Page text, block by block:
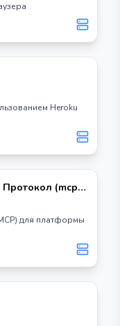
Heroku
(mcp)
для платформы